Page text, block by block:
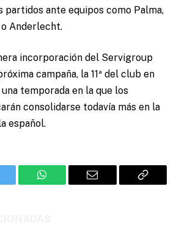
partidos ante equipos como Palma,
Anderlecht.
incorporación del Servigroup
campaña, la 11ª del club en
temporada en la que los
consolidarse todavía más en la
español.
WhatsApp Email
Copy